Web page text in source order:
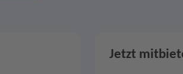
Jetzt